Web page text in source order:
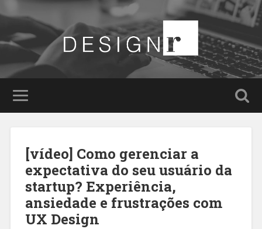
[vídeo] Como gerenciar a
expectativa do seu usuário da
startup? Experiência,
ansiedade e frustrações com
UX Design